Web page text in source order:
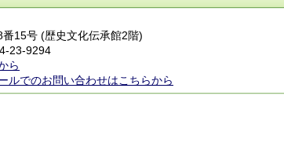
15号 (歴史文化伝承館2階)
23-9294
ら
ルでのお問い合わせはこちらから